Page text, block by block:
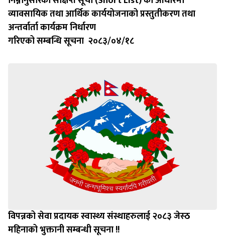
व्यावसायिक तथा आर्थिक कार्ययोजनाको प्रस्तुतीकरण तथा
अन्तर्वार्ता कार्यक्रम निर्धारण
गरिएको सम्बन्धि सूचना २०८३/०४/१८
विपन्नको सेवा प्रदायक स्वास्थ्य संस्थाहरुलाई २०८३ जेस्ठ
महिनाको भुक्तानी सम्बन्धी सूचना !!